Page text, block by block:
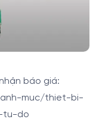
báo giá:
muc/thiet-bi-
tu-do